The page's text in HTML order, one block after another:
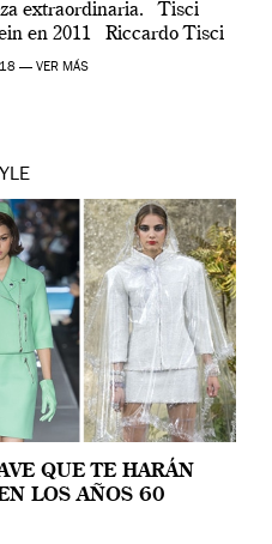
extraordinaria. Tisci
en 2011 Riccardo Tisci
febrero de 2017 […]
— VER MÁS
QUE TE HARÁN
LOS AÑOS 60